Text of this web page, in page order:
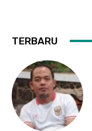
TERBARU